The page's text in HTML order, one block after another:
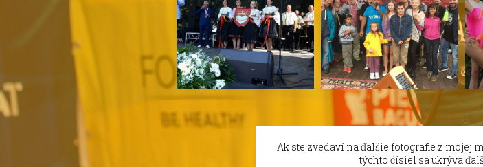
Ak ste zvedaví na ďalšie fotografie z mojej
týchto čísiel sa ukrýva